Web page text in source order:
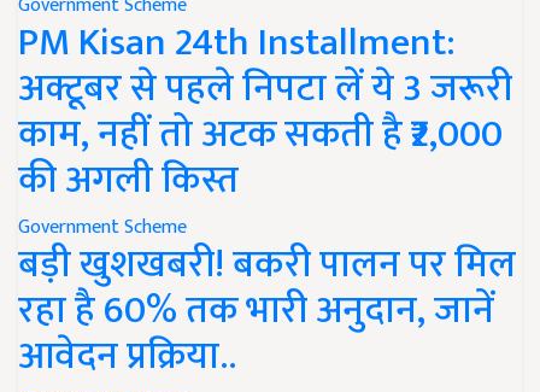
PM Kisan 24th Installment:
अक्टूबर से पहले निपटा लें ये 3 जरूरी
काम, नहीं तो अटक सकती है ₹2,000
की अगली किस्त
Government Scheme
बड़ी खुशखबरी! बकरी पालन पर मिल
रहा है 60% तक भारी अनुदान, जानें
आवेदन प्रक्रिया..